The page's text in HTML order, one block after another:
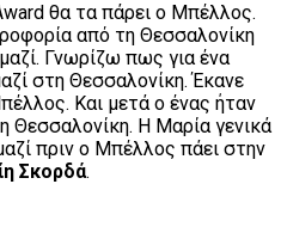
θα τα πάρει ο Μπέλλος.
από τη Θεσσαλονίκη
Γνωρίζω πως για ένα
στη Θεσσαλονίκη. Έκανε
Και μετά ο ένας ήταν
Θεσσαλονίκη. Η Μαρία γενικά
πριν ο Μπέλλος πάει στην
Σκορδά.